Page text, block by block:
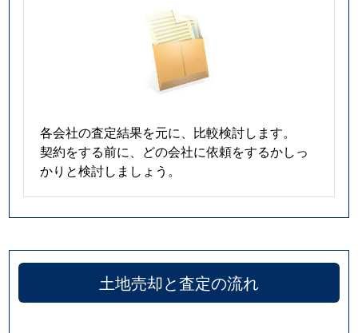
各会社の査定結果を元に、比較検討します。
契約をする前に、どの会社に依頼をするかしっ
かりと検討しましょう。
土地売却と査定の流れ